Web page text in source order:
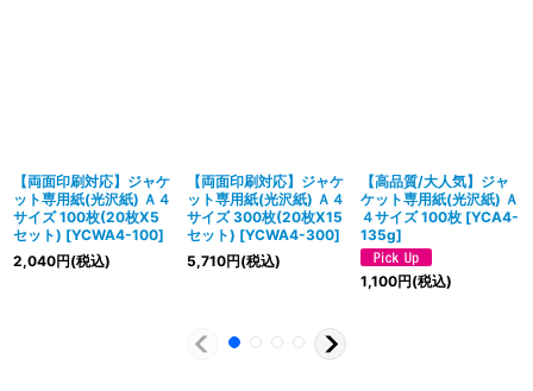
【両面印刷対応】ジャケ
ット専用紙(光沢紙) Ａ４
サイズ 100枚(20枚X5
セット) [YCWA4-100]
2,040円(税込)
【両面印刷対応】ジャケ
ット専用紙(光沢紙) Ａ４
サイズ 300枚(20枚X15
セット) [YCWA4-300]
5,710円(税込)
【高品質/大人気】ジャ
ケット専用紙(光沢紙) Ａ
４サイズ 100枚 [YCA4-
135g]
1,100円(税込)